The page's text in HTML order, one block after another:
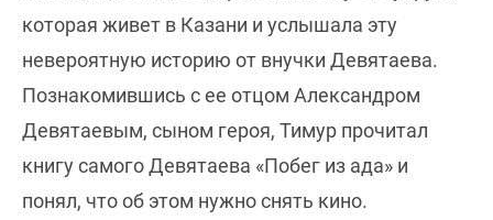
которая живет в Казани и услышала эту
невероятную историю от внучки Девятаева.
Познакомившись с ее отцом Александром
Девятаевым, сыном героя, Тимур прочитал
книгу самого Девятаева «Побег из ада» и
понял, что об этом нужно снять кино.